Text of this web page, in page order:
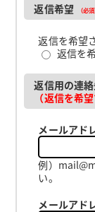
返信希望 （必須
返信を希望
返信を
返信用の連
（返信を希
メールアド
例）
い。
メールアド